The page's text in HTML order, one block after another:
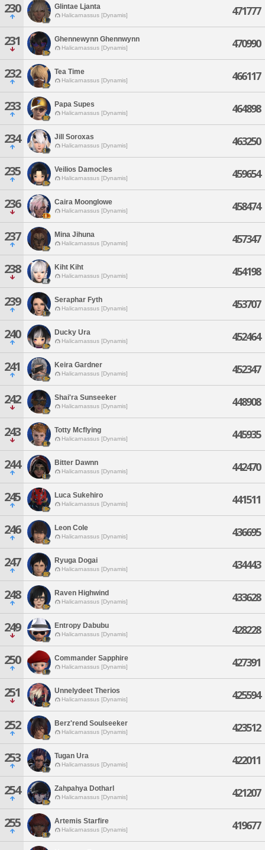
230 Glintae Ljanta
Halicarnassus [Dynamis] 471777
231 Ghennewynn Ghennwynn
Halicarnassus [Dynamis] 470990
232 Tea Time
Halicarnassus [Dynamis] 466117
233 Papa Supes
Halicarnassus [Dynamis] 464898
234 Jill Soroxas
Halicarnassus [Dynamis] 463250
235 Veilios Damocles
Halicarnassus [Dynamis] 459654
236 Caira Moonglowe
Halicarnassus [Dynamis] 458474
237 Mina Jihuna
Halicarnassus [Dynamis] 457347
238 Kiht Kiht
Halicarnassus [Dynamis] 454198
239 Seraphar Fyth
Halicarnassus [Dynamis] 453707
240 Ducky Ura
Halicarnassus [Dynamis] 452464
241 Keira Gardner
Halicarnassus [Dynamis] 452347
242 Shai'ra Sunseeker
Halicarnassus [Dynamis] 448908
243 Totty Mcflying
Halicarnassus [Dynamis] 445935
244 Bitter Dawnn
Halicarnassus [Dynamis] 442470
245 Luca Sukehiro
Halicarnassus [Dynamis] 441511
246 Leon Cole
Halicarnassus [Dynamis] 436695
247 Ryuga Dogai
Halicarnassus [Dynamis] 434443
248 Raven Highwind
Halicarnassus [Dynamis] 433628
249 Entropy Dabubu
Halicarnassus [Dynamis] 428228
250 Commander Sapphire
Halicarnassus [Dynamis] 427391
251 Unnelydeet Therios
Halicarnassus [Dynamis] 425594
252 Berz'rend Soulseeker
Halicarnassus [Dynamis] 423512
253 Tugan Ura
Halicarnassus [Dynamis] 422011
254 Zahpahya Dotharl
Halicarnassus [Dynamis] 421207
255 Artemis Starfire
Halicarnassus [Dynamis] 419677